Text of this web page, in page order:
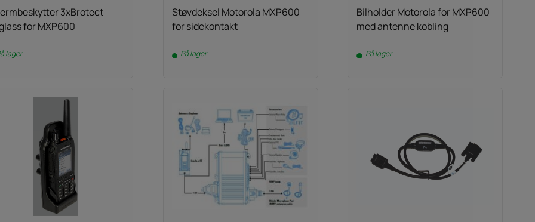
3xBrotect
for MXP600
lager
Støvdeksel Motorola MXP600
for sidekontakt
På lager
Bilholder Motorola for MXP600
med antenne kobling
På lager